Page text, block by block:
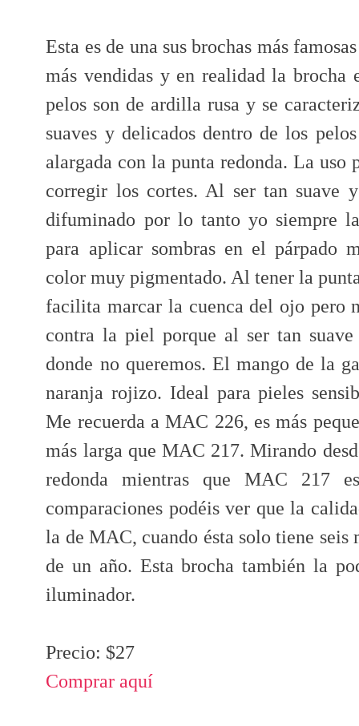
Esta es de una sus brochas más
más vendidas y en realidad la brocha
pelos son de ardilla rusa y se
suaves y delicados dentro de los
alargada con la punta redonda. La uso
corregir los cortes. Al ser tan suave
difuminado por lo tanto yo siempre
para aplicar sombras en el párpado
color muy pigmentado. Al tener la
facilita marcar la cuenca del ojo pero
contra la piel porque al ser tan
donde no queremos. El mango de la
naranja rojizo. Ideal para pieles
Me recuerda a MAC 226, es más
más larga que MAC 217. Mirando
redonda mientras que MAC 217
comparaciones podéis ver que la
la de MAC, cuando ésta solo tiene seis
de un año. Esta brocha también la
iluminador.
Precio: $27
Comprar aquí